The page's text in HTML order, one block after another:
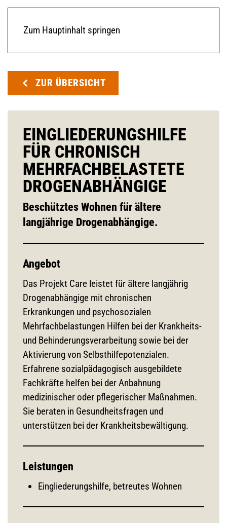
Zum Hauptinhalt springen
ZUR ÜBERSICHT
EINGLIEDERUNGSHILFE
FÜR CHRONISCH
MEHRFACHBELASTETE
DROGENABHÄNGIGE
Beschütztes Wohnen für ältere
langjährige Drogenabhängige.
Angebot
Das Projekt Care leistet für ältere langjährig
Drogenabhängige mit chronischen
Erkrankungen und psychosozialen
Mehrfachbelastungen Hilfen bei der Krankheits-
und Behinderungsverarbeitung sowie bei der
Aktivierung von Selbsthilfepotenzialen.
Erfahrene sozialpädagogisch ausgebildete
Fachkräfte helfen bei der Anbahnung
medizinischer oder pflegerischer Maßnahmen.
Sie beraten in Gesundheitsfragen und
unterstützen bei der Krankheitsbewältigung.
Leistungen
Eingliederungshilfe, betreutes Wohnen